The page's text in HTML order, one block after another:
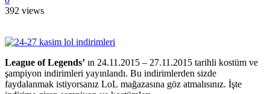
392 views
League of Legends’ ın 24.11.2015 – 27.11.2015 tarihli kostüm ve
şampiyon indirimleri yayınlandı. Bu indirimlerden sizde
faydalanmak istiyorsanız LoL mağazasına göz atmalısınız. İşte